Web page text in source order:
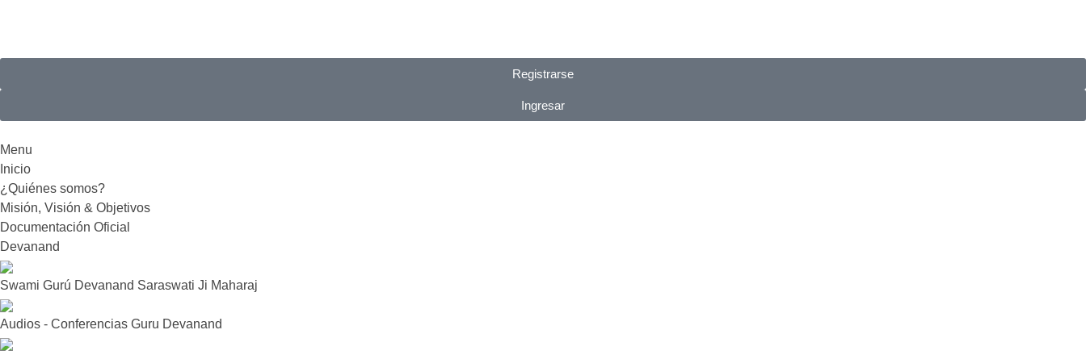
Registrarse
Ingresar
Menu
Inicio
¿Quiénes somos?
Misión, Visión & Objetivos
Documentación Oficial
Devanand
Swami Gurú Devanand Saraswati Ji Maharaj
Audios - Conferencias Guru Devanand